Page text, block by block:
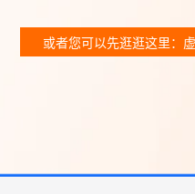
或者您可以先逛逛这里：